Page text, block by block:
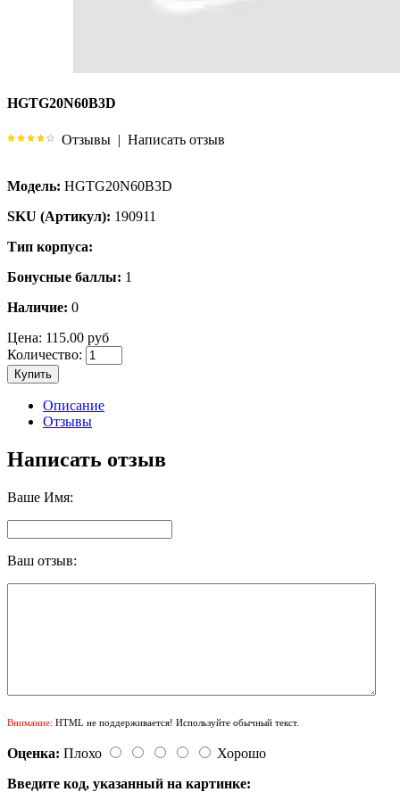
HGTG20N60B3D
Отзывы | Написать отзыв
Модель: HGTG20N60B3D
SKU (Артикул): 190911
Тип корпуса:
Бонусные баллы: 1
Наличие: 0
Цена: 115.00 руб
Количество:
Купить
Описание
Отзывы
Написать отзыв
Ваше Имя:
Ваш отзыв:
Внимание: HTML не поддерживается! Используйте обычный текст.
Оценка: Плохо
Хорошо
Введите код, указанный на картинке: